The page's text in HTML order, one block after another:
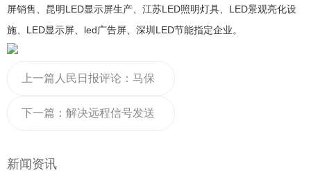
新闻资讯
屏销售、昆明LED显示屏生产、江苏LED照明灯具、LED景观亮化设
施、LED显示屏、led广告屏、深圳LED节能指定企业。
上一篇 人民日报评论：马保
国闹剧，该立刻收场了
下一篇： 解决远程信号发送